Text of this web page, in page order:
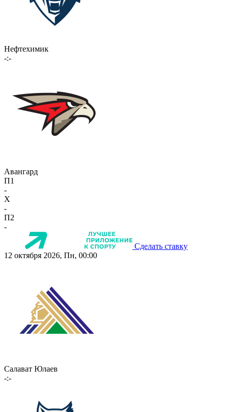
Нефтехимик
-:-
Авангард
П1
-
X
-
П2
-
Сделать ставку
12 октября 2026, Пн, 00:00
Салават Юлаев
-:-